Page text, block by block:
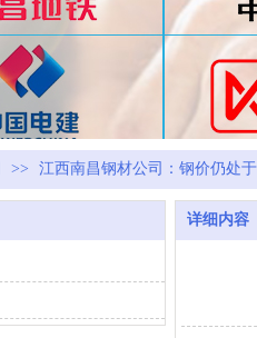
>> 江西南昌钢材公司：钢价仍处
详细内容